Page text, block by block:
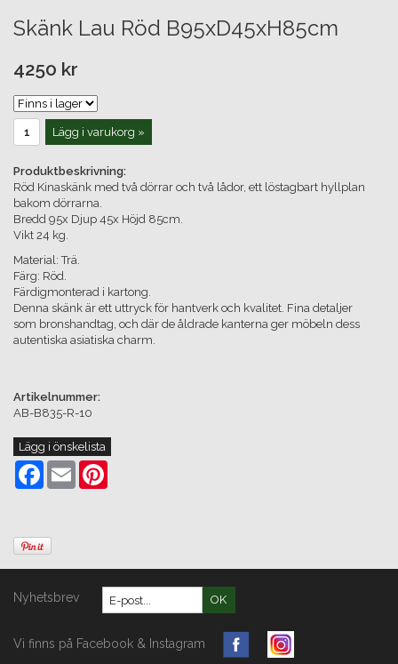
Skänk Lau Röd B95xD45xH85cm
4250 kr
Lägg i varukorg »
Produktbeskrivning:
Röd Kinaskänk med två dörrar och två lådor, ett löstagbart hyllplan
bakom dörrarna.
Bredd 95x Djup 45x Höjd 85cm.
Vikt 24 kg.
Material: Trä.
Färg: Röd.
Färdigmonterad i kartong.
Denna skänk är ett uttryck för hantverk och kvalitet. Fina detaljer
som bronshandtag, och där de åldrade kanterna ger möbeln dess
autentiska asiatiska charm.
Artikelnummer:
AB-B835-R-10
Lägg i önskelista
Facebook
Email
Nyhetsbrev OK
Vi finns på Facebook & Instagram